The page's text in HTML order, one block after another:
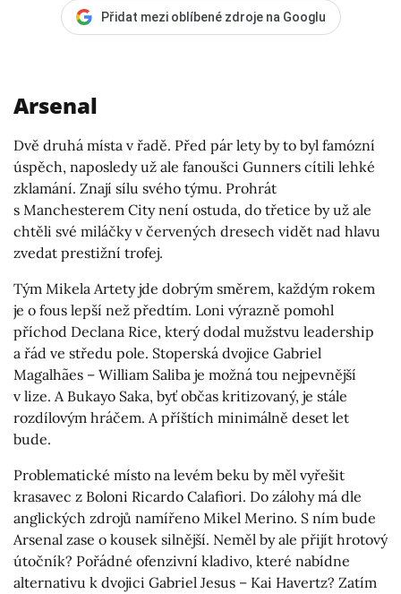
Přidat mezi oblíbené zdroje na Googlu
Arsenal
Dvě druhá místa v řadě. Před pár lety by to byl famózní
úspěch, naposledy už ale fanoušci Gunners cítili lehké
zklamání. Znají sílu svého týmu. Prohrát
s Manchesterem City není ostuda, do třetice by už ale
chtěli své miláčky v červených dresech vidět nad hlavu
zvedat prestižní trofej.
Tým Mikela Artety jde dobrým směrem, každým rokem
je o fous lepší než předtím. Loni výrazně pomohl
příchod Declana Rice, který dodal mužstvu leadership
a řád ve středu pole. Stoperská dvojice Gabriel
Magalhães – William Saliba je možná tou nejpevnější
v lize. A Bukayo Saka, byť občas kritizovaný, je stále
rozdílovým hráčem. A příštích minimálně deset let
bude.
Problematické místo na levém beku by měl vyřešit
krasavec z Boloni Ricardo Calafiori. Do zálohy má dle
anglických zdrojů namířeno Mikel Merino. S ním bude
Arsenal zase o kousek silnější. Neměl by ale přijít hrotový
útočník? Pořádné ofenzivní kladivo, které nabídne
alternativu k dvojici Gabriel Jesus – Kai Havertz? Zatím